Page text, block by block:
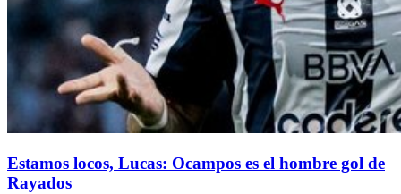
Estamos locos, Lucas: Ocampos es el hombre gol de
Rayados